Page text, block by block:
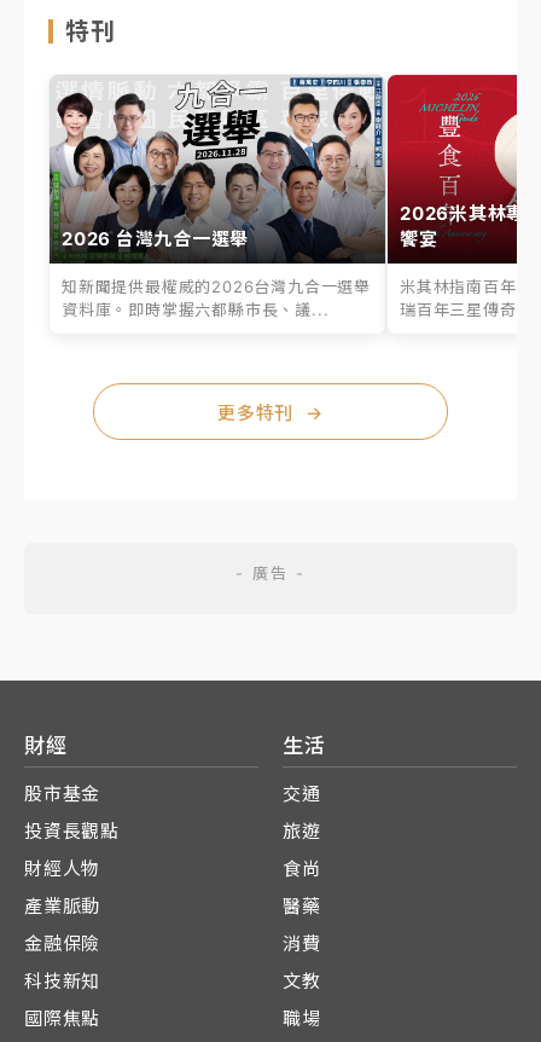
特刊
2026 台灣九合一選舉
知新聞提供最權威的2026台灣九合一選舉
資料庫。即時掌握六都縣市長、議...
2026米其林專
饗宴
米其林指南百年之
瑞百年三星傳奇、
更多特刊 →
財經
股市基金
投資長觀點
財經人物
產業脈動
金融保險
科技新知
國際焦點
生活
交通
旅遊
食尚
醫藥
消費
文教
職場